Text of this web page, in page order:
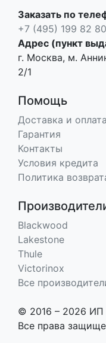
Заказать по
+7 (495) 199 82 80
Адрес (пункт
г. Москва, м.
2/1
Помощь
Доставка и оплата
Гарантия
Контакты
Условия кредита
Политика
Blackwood
Lakestone
Thule
Victorinox
Все
© 2016 – 2026 ИП
Все права